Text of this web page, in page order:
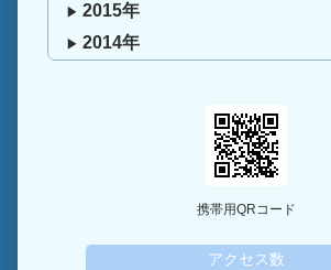
2015年
2014年
携帯用QRコード
アクセス数